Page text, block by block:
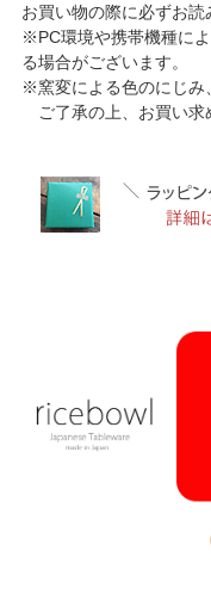
お買い物の際に必ずお読
※PC環境や携帯機種に
る場合がございます。
※窯変による色のにじみ
ご了承の上、お買い求